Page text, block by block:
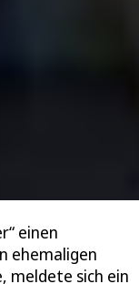
einen
ehemaligen
meldete sich ein